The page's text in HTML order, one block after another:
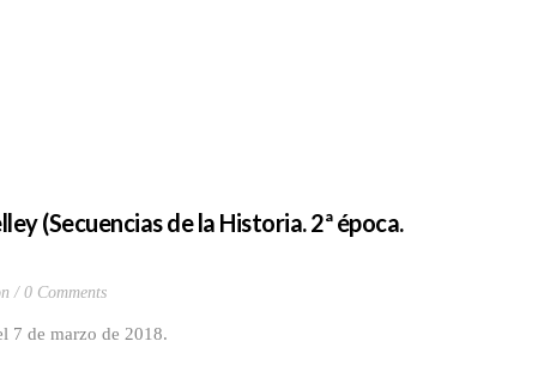
(Secuencias de la Historia. 2ª época.
0 Comments
7 de marzo de 2018.